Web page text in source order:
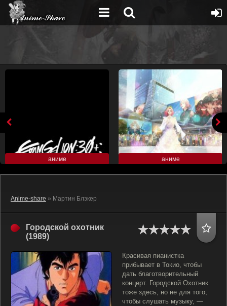
аниме аниме
Anime-share » Мартин Блэкер
Городской охотник
(1989)
Красивая пианистка
прибывает в Токио, чтобы
дать благотворительный
концерт. Городской Охотник
тоже здесь, но не для того,
чтобы слушать музыку, —